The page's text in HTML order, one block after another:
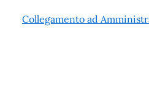
Collegamento ad